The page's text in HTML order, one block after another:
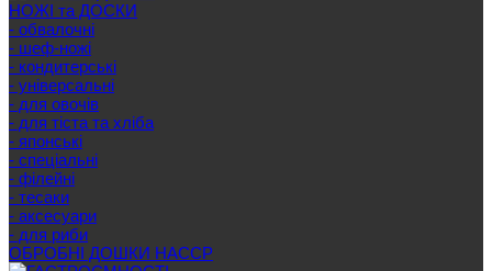
НОЖІ та ДОСКИ
- обвалочні
- шеф-ножі
- кондитерські
- універсальні
- для овочів
- для тіста та хліба
- японські
- спеціальні
- філейні
- тесаки
- аксесуари
- для риби
ОБРОБНІ ДОШКИ HACCP